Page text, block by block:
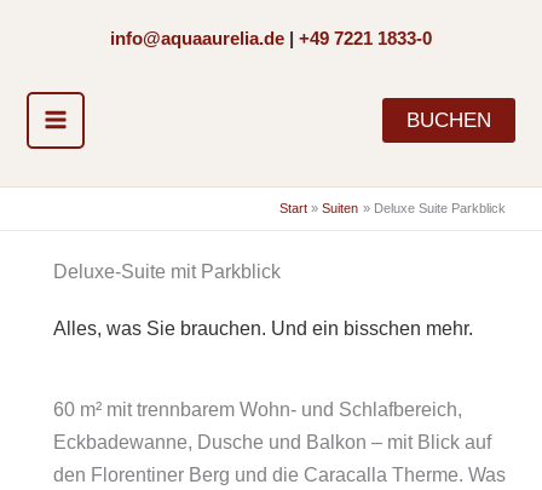
info@aquaaurelia.de +49 7221 1833-0
BUCHEN
Start Suiten Deluxe Suite Parkblick
Deluxe-Suite mit Parkblick
Alles, was Sie brauchen. Und ein bisschen mehr.
60 m² mit trennbarem Wohn- und Schlafbereich,
Eckbadewanne, Dusche und Balkon – mit Blick auf
den Florentiner Berg und die Caracalla Therme. Was